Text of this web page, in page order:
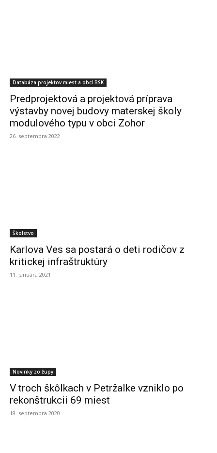
Databáza projektov miest a obcí BSK
Predprojektová a projektová príprava
výstavby novej budovy materskej školy
modulového typu v obci Zohor
26. septembra 2022
Školstvo
Karlova Ves sa postará o deti rodičov z
kritickej infraštruktúry
11. januára 2021
Novinky zo župy
V troch škôlkach v Petržalke vzniklo po
rekonštrukcii 69 miest
18. septembra 2020